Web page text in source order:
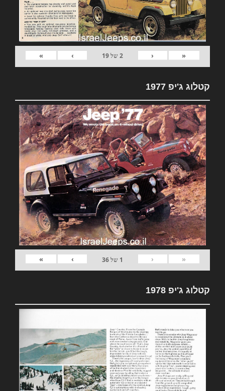
«
‹
2של19
›
»
קטלוג ג'יפ 1977
«
‹
1 של36
›
»
קטלוג ג'יפ 1978